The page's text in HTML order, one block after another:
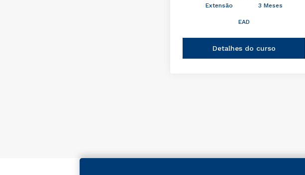
Extensão
3 Meses
EAD
Detalhes do curso